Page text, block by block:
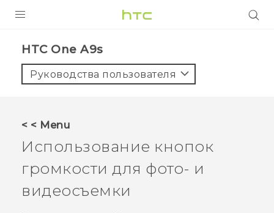
5G
VIVERSE
ПОДДЕРЖКА
HTC One A9s‎
Руководства пользователя
< < Menu
Использование кнопок
громкости для фото- и
видеосъемки